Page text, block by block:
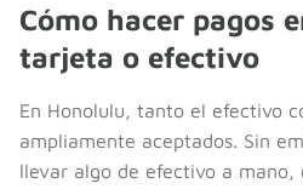
Cómo hacer pagos
tarjeta o efectivo
En Honolulu, tanto el efectivo
ampliamente aceptados. Sin
llevar algo de efectivo a mano,